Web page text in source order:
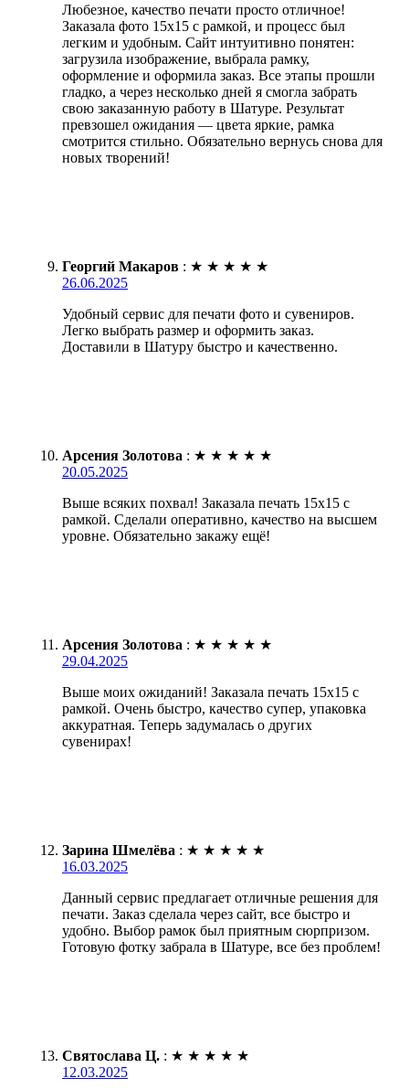
Любезное, качество печати просто отличное!
Заказала фото 15х15 с рамкой, и процесс был
легким и удобным. Сайт интуитивно понятен:
загрузила изображение, выбрала рамку,
оформление и оформила заказ. Все этапы прошли
гладко, а через несколько дней я смогла забрать
свою заказанную работу в Шатуре. Результат
превзошел ожидания — цвета яркие, рамка
смотрится стильно. Обязательно вернусь снова для
новых творений!
Георгий Макаров : ★ ★ ★ ★ ★
26.06.2025
Удобный сервис для печати фото и сувениров.
Легко выбрать размер и оформить заказ.
Доставили в Шатуру быстро и качественно.
Арсения Золотова : ★ ★ ★ ★ ★
20.05.2025
Выше всяких похвал! Заказала печать 15х15 с
рамкой. Сделали оперативно, качество на высшем
уровне. Обязательно закажу ещё!
Арсения Золотова : ★ ★ ★ ★ ★
29.04.2025
Выше моих ожиданий! Заказала печать 15х15 с
рамкой. Очень быстро, качество супер, упаковка
аккуратная. Теперь задумалась о других
сувенирах!
Зарина Шмелёва : ★ ★ ★ ★ ★
16.03.2025
Данный сервис предлагает отличные решения для
печати. Заказ сделала через сайт, все быстро и
удобно. Выбор рамок был приятным сюрпризом.
Готовую фотку забрала в Шатуре, все без проблем!
Святослава Ц. : ★ ★ ★ ★ ★
12.03.2025